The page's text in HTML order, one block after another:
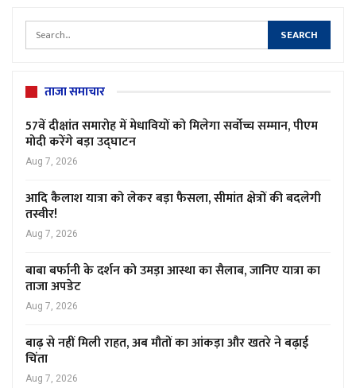
ताजा समाचार
57वें दीक्षांत समारोह में मेधावियों को मिलेगा सर्वोच्च सम्मान, पीएम
मोदी करेंगे बड़ा उद्घाटन
Aug 7, 2026
आदि कैलाश यात्रा को लेकर बड़ा फैसला, सीमांत क्षेत्रों की बदलेगी
तस्वीर!
Aug 7, 2026
बाबा बर्फानी के दर्शन को उमड़ा आस्था का सैलाब, जानिए यात्रा का
ताजा अपडेट
Aug 7, 2026
बाढ़ से नहीं मिली राहत, अब मौतों का आंकड़ा और खतरे ने बढ़ाई
चिंता
Aug 7, 2026